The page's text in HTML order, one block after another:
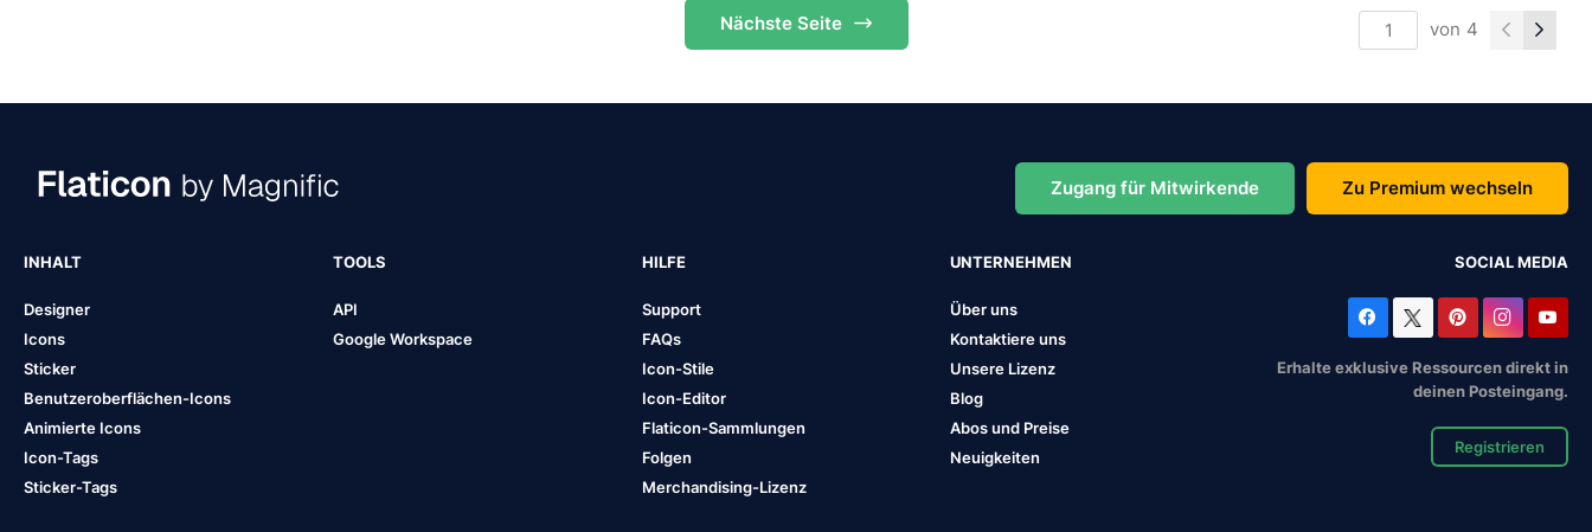
Nächste Seite von 4
Zugang für Mitwirkende Zu Premium wechseln
INHALT
Designer
Icons
Sticker
Benutzeroberflächen-Icons
Animierte Icons
Icon-Tags
Sticker-Tags
TOOLS
API
Google Workspace
HILFE
Support
FAQs
Icon-Stile
Icon-Editor
Flaticon-Sammlungen
Folgen
Merchandising-Lizenz
UNTERNEHMEN
Über uns
Kontaktiere uns
Unsere Lizenz
Blog
Abos und Preise
Neuigkeiten
SOCIAL MEDIA
Erhalte exklusive Ressourcen direkt in
deinen Posteingang.
Registrieren